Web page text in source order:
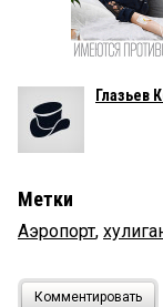
Глазьев
Метки
Аэропорт,
Комментировать